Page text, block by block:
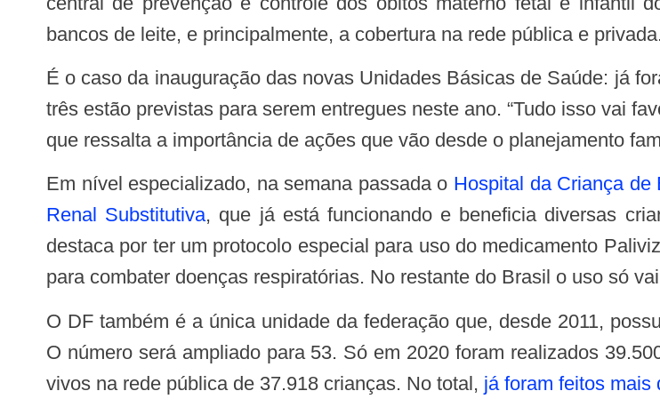
bancos de leite, e principalmente, a cobertura na rede pública e privada.
É o caso da inauguração das novas Unidades Básicas de Saúde: já foram sete na gestão do governador Ibaneis Rocha e outras
três estão previstas para serem entregues neste ano. “Tudo isso vai
que ressalta a importância de ações que vão desde o planejamento
Em nível especializado, na semana passada o Hospital da Criança de
Renal Substitutiva, que já está funcionando e beneficia diversas
destaca por ter um protocolo especial para uso do medicamento
para combater doenças respiratórias. No restante do Brasil o uso só
O DF também é a única unidade da federação que, desde 2011, possui o Teste do Pezinho ampliado, que detecta 40 doenças.
O número será ampliado para 53. Só em 2020 foram realizados
vivos na rede pública de 37.918 crianças. No total, já foram feitos mais